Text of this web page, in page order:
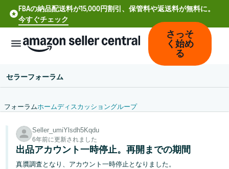
FBAの納品配送料が15,000円割引、保管料や返送料が無料に。
今すぐチェック
文
-
CN
さっそ
く始め
る
セラーフォーラム
フォーラムホームディスカッショングループ
Seller_umiYlsdh5Kqdu
6年前に更新されました
出品アカウント一時停止。再開までの期間
真贋調査となり、アカウント一時停止となりました。